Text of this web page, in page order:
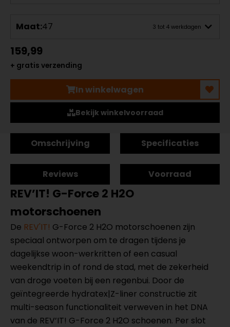
Maat:47 3 tot 4 werkdagen
159,99
+ gratis verzending
In winkelwagen
Bekijk winkelvoorraad
Omschrijving Specificaties
Reviews Voorraad
REV’IT! G-Force 2 H2O
motorschoenen
De REV'IT! G-Force 2 H2O motorschoenen zijn
speciaal ontworpen om te dragen tijdens je
dagelijkse woon-werkritten of een casual
weekendtrip in of rond de stad, met de zekerheid
van droge voeten bij een regenbui. Door de
geïntegreerde hydratex|Z-liner constructie zit
multi-season functionaliteit verweven in het DNA
van de REV’IT! G-Force 2 H2O schoenen. Per slot